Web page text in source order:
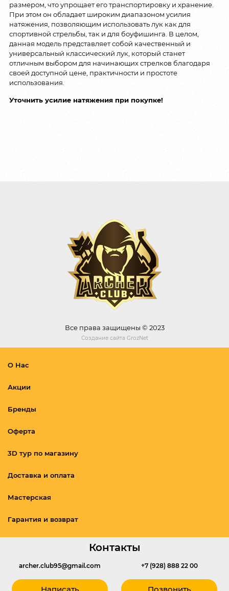
размером, что упрощает его транспортировку и хранение.
При этом он обладает широким диапазоном усилия
натяжения, позволяющим использовать лук как для
спортивной стрельбы, так и для боуфишинга. В целом,
данная модель представляет собой качественный и
универсальный классический лук, который станет
отличным выбором для начинающих стрелков благодаря
своей доступной цене, практичности и простоте
использования.
Уточнить усилие натяжения при покупке!
Все права защищены © 2023
Создание сайта GrozNet
О Нас
Акции
Бренды
Оферта
3D тур по магазину
Доставка и оплата
Мастерская
Гарантия и возврат
Контакты
archer.club95@gmail.com +7 (928) 888 22 00